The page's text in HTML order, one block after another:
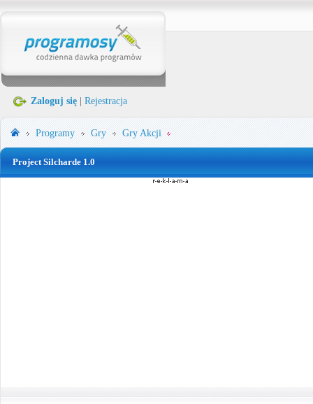
Zaloguj się Rejestracja
Programy Gry Gry Akcji
Project Silcharde 1.0